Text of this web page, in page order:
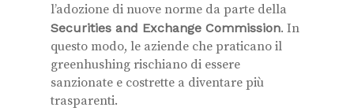
l’adozione di nuove norme da parte della
Securities and Exchange Commission. In
questo modo, le aziende che praticano il
greenhushing rischiano di essere
sanzionate e costrette a diventare più
trasparenti.